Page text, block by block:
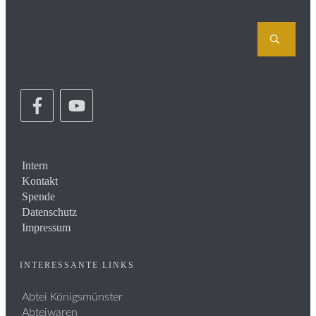
Intern
Kontakt
Spende
Datenschutz
Impressum
INTERESSANTE LINKS
Abtei Königsmünster
Abteiwaren